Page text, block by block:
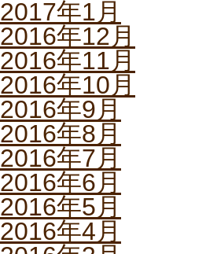
2017年1月
2016年12月
2016年11月
2016年10月
2016年9月
2016年8月
2016年7月
2016年6月
2016年5月
2016年4月